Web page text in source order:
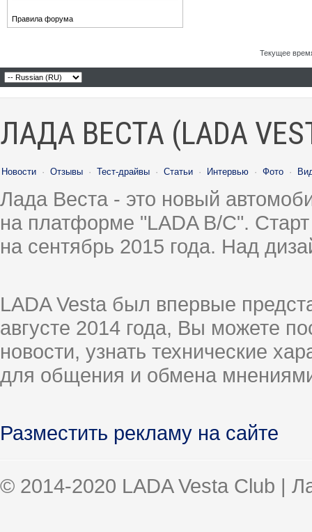
Правила форума
Текущее
ЛАДА ВЕСТА (LADA
Новости · Отзывы · Тест-драйвы · Статьи · Интервью · Фото ·
Лада Веста - это новый
на платформе "LADA B/C".
на сентябрь 2015 года. Над
LADA Vesta был впервые
августе 2014 года, Вы можете
новости, узнать технические
для общения и обмена
Разместить рекламу на сайте
© 2014-2020 LADA Vesta Club |